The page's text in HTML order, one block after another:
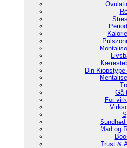
Din
Gå
For
Mad og
Trust &